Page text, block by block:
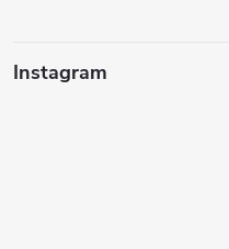
Instagram